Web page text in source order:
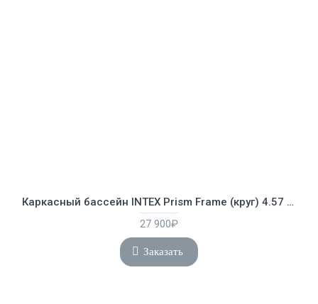
Каркасный бассейн INTEX Prism Frame (круг) 4.57 х 1.22 м ; артикул 26726
27 900₽
Заказать